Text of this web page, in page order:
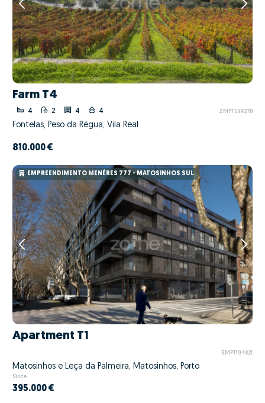
Farm T4
4 2 4 4 ZMPT589278
Fontelas, Peso da Régua, Vila Real
810.000 €
EMPREENDIMENTO MENÉRES 777 - MATOSINHOS SUL
Apartment T1
EMPT194821
Matosinhos e Leça da Palmeira, Matosinhos, Porto
Since
395.000 €